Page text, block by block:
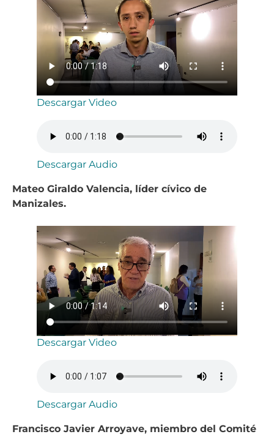
Descargar Video
Descargar Audio
Mateo Giraldo Valencia, líder cívico de
Manizales.
Descargar Video
Descargar Audio
Francisco Javier Arroyave, miembro del Comité